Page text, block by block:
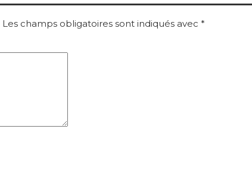
Les champs obligatoires sont indiqués avec *